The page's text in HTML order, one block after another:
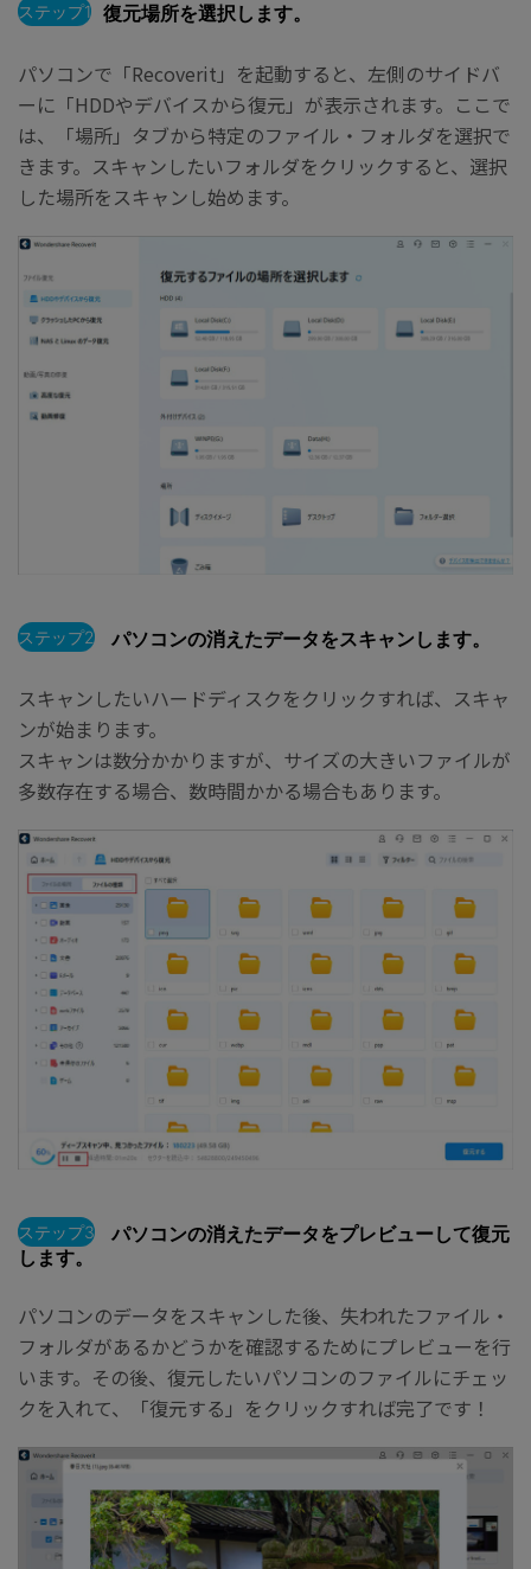
ステップ1 復元場所を選択します。
パソコンで「Recoverit」を起動すると、左側のサイドバ
ーに「HDDやデバイスから復元」が表示されます。ここで
は、「場所」タブから特定のファイル・フォルダを選択で
きます。スキャンしたいフォルダをクリックすると、選択
した場所をスキャンし始めます。
ステップ2 パソコンの消えたデータをスキャンします。
スキャンしたいハードディスクをクリックすれば、スキャ
ンが始まります。
スキャンは数分かかりますが、サイズの大きいファイルが
多数存在する場合、数時間かかる場合もあります。
ステップ3
パソコンの消えたデータをプレビューして復元
します。
パソコンのデータをスキャンした後、失われたファイル・
フォルダがあるかどうかを確認するためにプレビューを行
います。その後、復元したいパソコンのファイルにチェッ
クを入れて、「復元する」をクリックすれば完了です！